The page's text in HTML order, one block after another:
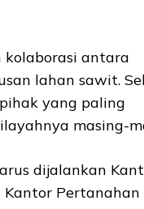
antara
lahan sawit.
yang paling
masing-
dijalankan
Pertanahan